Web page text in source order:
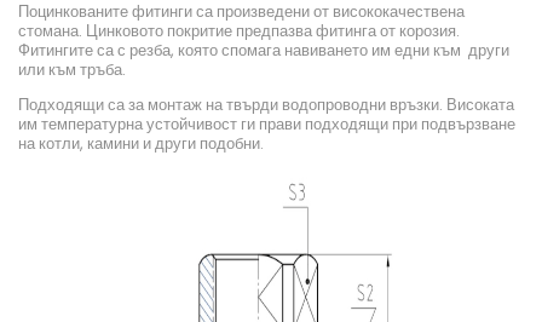
Поцинкованите фитинги са произведени от висококачествена
стомана. Цинковото покритие предпазва фитинга от корозия.
Фитингите са с резба, която спомага навиването им едни към други
или към тръба.
Подходящи са за монтаж на твърди водопроводни връзки. Високата
им температурна устойчивост ги прави подходящи при подвързване
на котли, камини и други подобни.